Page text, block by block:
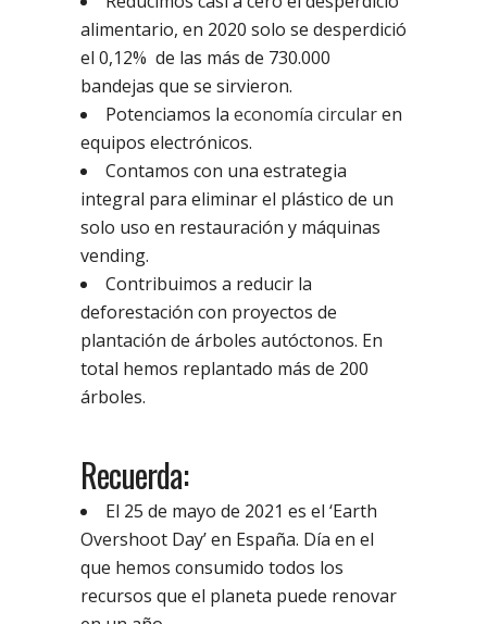
alimentario, en 2020 solo se desperdició
el 0,12% de las más de 730.000
bandejas que se sirvieron.
Potenciamos la economía circularen
equipos electrónicos.
Contamos con una estrategia
integral para eliminar el plástico de un
solo uso en restauración y máquinas
vending.
Contribuimos a reducir la
deforestación con proyectos de
plantación de árboles autóctonos. En
total hemos replantado más de 200
árboles.
Recuerda:
El 25 de mayo de 2021 es el ‘Earth
Overshoot Day’ en España. Día en el
que hemos consumido todos los
recursos que el planeta puede renovar